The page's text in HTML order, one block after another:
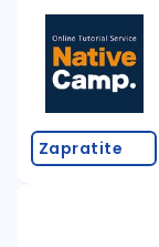
Takođe
proverite
povećajte
Zapratite